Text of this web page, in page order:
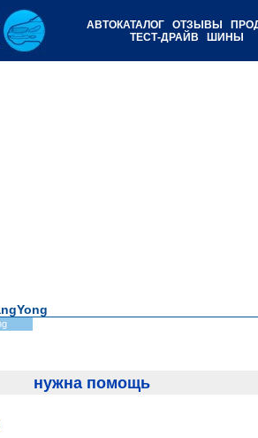
АВТОКАТАЛОГ ОТЗЫВЫ
ТЕСТ-ДРАЙВ
ШИНЫ
нужна помощь